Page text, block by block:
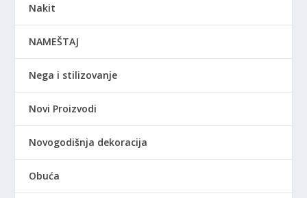
Nakit
NAMEŠTAJ
Nega i stilizovanje
Novi Proizvodi
Novogodišnja dekoracija
Obuća